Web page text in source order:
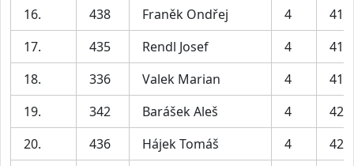
16. 438 Franěk Ondřej 4
17.
435 Rendl Josef 4
18.
336 Valek Marian 4
19.
342 Barášek Aleš 4
20.
436 Hájek Tomáš 4